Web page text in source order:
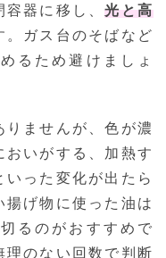
容器に移し、光と高
。ガス台のそばなど
るため避けましょ
ませんが、色が濃
おいがする、加熱す
った変化が出たら
げ物に使った油は
るのがおすすめで
理のない回数で判断